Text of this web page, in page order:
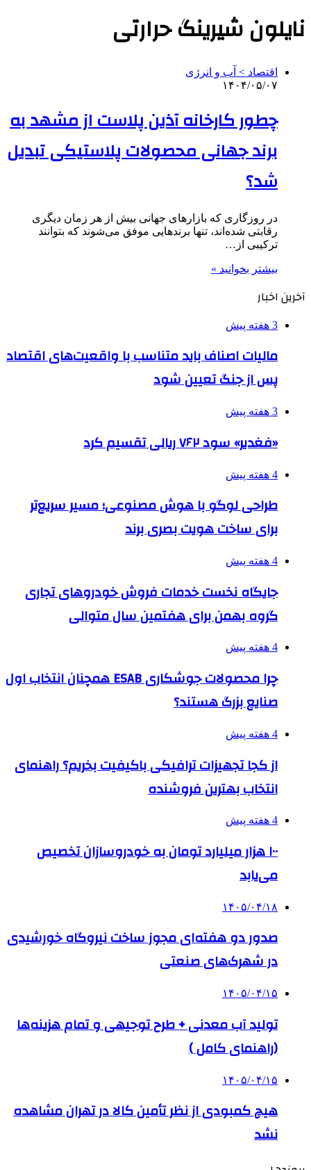
نایلون شیرینگ حرارتی
اقتصاد > آب و انرژی
۱۴۰۴/۰۵/۰۷
چطور کارخانه آذین پلاست از مشهد به
برند جهانی محصولات پلاستیکی تبدیل
شد؟
در روزگاری که بازارهای جهانی بیش از هر زمان دیگری
رقابتی شده‌اند، تنها برندهایی موفق می‌شوند که بتوانند
ترکیبی از…
بیشتر بخوانید »
آخرین اخبار
3 هفته پیش
مالیات اصناف باید متناسب با واقعیت‌های اقتصاد
پس از جنگ تعیین شود
3 هفته پیش
«فغدیر» سود ۷۶۲ ریالی تقسیم کرد
4 هفته پیش
طراحی لوگو با هوش مصنوعی؛ مسیر سریع‌تر
برای ساخت هویت بصری برند
4 هفته پیش
جایگاه نخست خدمات فروش خودروهای تجاری
گروه بهمن برای هفتمین سال متوالی
4 هفته پیش
چرا محصولات جوشکاری ESAB همچنان انتخاب اول
صنایع بزرگ هستند؟
4 هفته پیش
از کجا تجهیزات ترافیکی باکیفیت بخریم؟ راهنمای
انتخاب بهترین فروشنده
4 هفته پیش
۱۰۰ هزار میلیارد تومان به خودروسازان تخصیص
می‌یابد
۱۴۰۵/۰۴/۱۸
صدور دو هفته‌ای مجوز ساخت نیروگاه خورشیدی
در شهرک‌های صنعتی
۱۴۰۵/۰۴/۱۵
تولید آب معدنی + طرح توجیهی و تمام هزینه‌ها
(راهنمای کامل )
۱۴۰۵/۰۴/۱۵
هیچ کمبودی از نظر تأمین کالا در تهران مشاهده
نشد